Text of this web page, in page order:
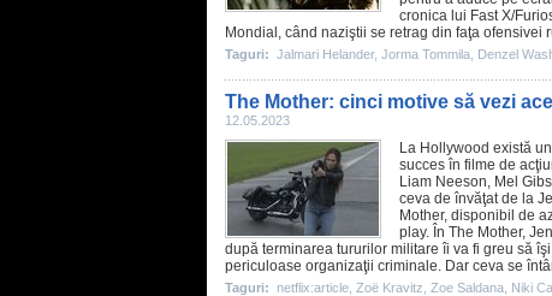
cronica lui Fast X/
Mondial, când naziştii se retrag din faţa ofensivei
Taguri: Jalmari Helander, Jorma Tommila Denzel
The Mother: cinci motive să vezi
12.05.2023
La Hollywood există
succes în filme de
Liam Neeson, Mel
ceva de învăţat de la
Mother, disponibil de
play. În The Mother,
după terminarea tururilor militare îi va fi greu să
periculoase organizaţii criminale. Dar ceva se
Taguri: netflix:article Zoë Kravitz Zoe Saldana Niki